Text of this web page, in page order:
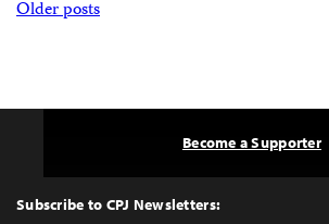
Posts
Older posts
Top
Subscribe to CPJ Newsletters:
Become a Supporter